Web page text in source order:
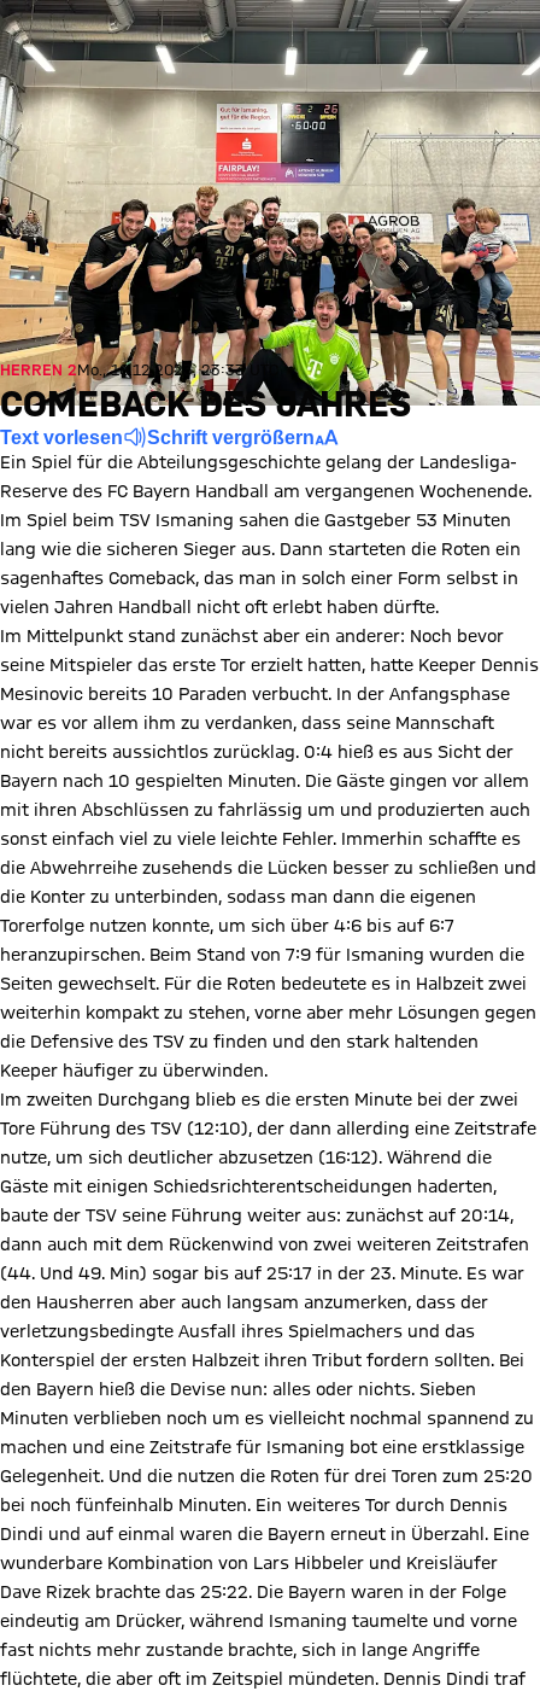
HERREN 2Mo., 18.12.2023, 23:33 UTC
COMEBACK DES JAHRES
Text vorlesen Schrift vergrößern
Ein Spiel für die Abteilungsgeschichte gelang der Landesliga-
Reserve des FC Bayern Handball am vergangenen Wochenende.
Im Spiel beim TSV Ismaning sahen die Gastgeber 53 Minuten
lang wie die sicheren Sieger aus. Dann starteten die Roten ein
sagenhaftes Comeback, das man in solch einer Form selbst in
vielen Jahren Handball nicht oft erlebt haben dürfte.
Im Mittelpunkt stand zunächst aber ein anderer: Noch bevor
seine Mitspieler das erste Tor erzielt hatten, hatte Keeper Dennis
Mesinovic bereits 10 Paraden verbucht. In der Anfangsphase
war es vor allem ihm zu verdanken, dass seine Mannschaft
nicht bereits aussichtlos zurücklag. 0:4 hieß es aus Sicht der
Bayern nach 10 gespielten Minuten. Die Gäste gingen vor allem
mit ihren Abschlüssen zu fahrlässig um und produzierten auch
sonst einfach viel zu viele leichte Fehler. Immerhin schaffte es
die Abwehrreihe zusehends die Lücken besser zu schließen und
die Konter zu unterbinden, sodass man dann die eigenen
Torerfolge nutzen konnte, um sich über 4:6 bis auf 6:7
heranzupirschen. Beim Stand von 7:9 für Ismaning wurden die
Seiten gewechselt. Für die Roten bedeutete es in Halbzeit zwei
weiterhin kompakt zu stehen, vorne aber mehr Lösungen gegen
die Defensive des TSV zu finden und den stark haltenden
Keeper häufiger zu überwinden.
Im zweiten Durchgang blieb es die ersten Minute bei der zwei
Tore Führung des TSV (12:10), der dann allerding eine Zeitstrafe
nutze, um sich deutlicher abzusetzen (16:12). Während die
Gäste mit einigen Schiedsrichterentscheidungen haderten,
baute der TSV seine Führung weiter aus: zunächst auf 20:14,
dann auch mit dem Rückenwind von zwei weiteren Zeitstrafen
(44. Und 49. Min) sogar bis auf 25:17 in der 23. Minute. Es war
den Hausherren aber auch langsam anzumerken, dass der
verletzungsbedingte Ausfall ihres Spielmachers und das
Konterspiel der ersten Halbzeit ihren Tribut fordern sollten. Bei
den Bayern hieß die Devise nun: alles oder nichts. Sieben
Minuten verblieben noch um es vielleicht nochmal spannend zu
machen und eine Zeitstrafe für Ismaning bot eine erstklassige
Gelegenheit. Und die nutzen die Roten für drei Toren zum 25:20
bei noch fünfeinhalb Minuten. Ein weiteres Tor durch Dennis
Dindi und auf einmal waren die Bayern erneut in Überzahl. Eine
wunderbare Kombination von Lars Hibbeler und Kreisläufer
Dave Rizek brachte das 25:22. Die Bayern waren in der Folge
eindeutig am Drücker, während Ismaning taumelte und vorne
fast nichts mehr zustande brachte, sich in lange Angriffe
flüchtete, die aber oft im Zeitspiel mündeten. Dennis Dindi traf